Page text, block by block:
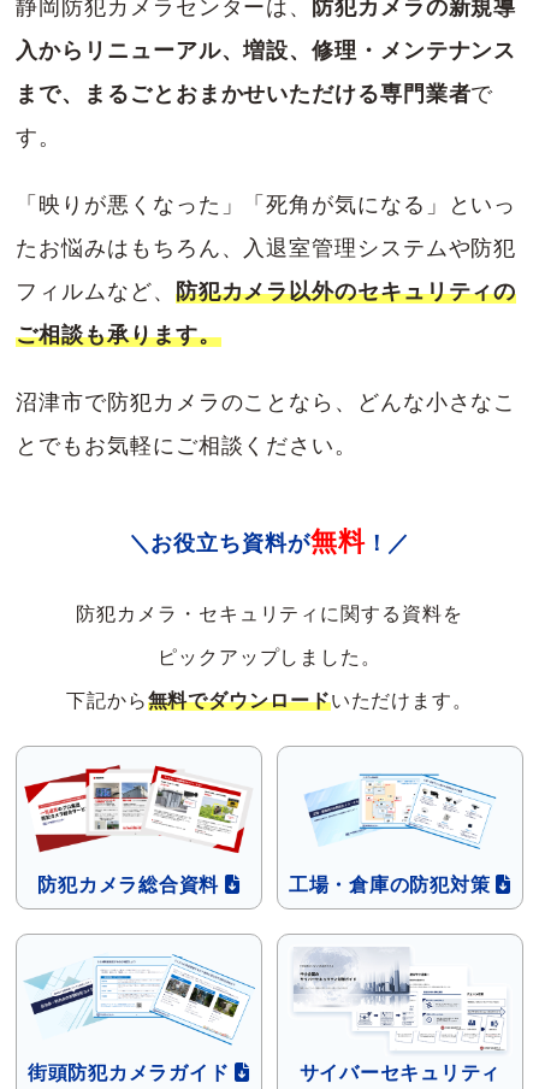
静岡防犯カメラセンターは、
防犯カメラの新規導
入からリニューアル、増設、修理・メンテナンス
まで、まるごとおまかせいただける専門業者で
す。
「映りが悪くなった」「死角が気になる」といっ
たお悩みはもちろん、入退室管理システムや防犯
フィルムなど、 防犯カメラ以外のセキュリティの
ご相談も承ります。
沼津市で防犯カメラのことなら、どんな小さなこ
とでもお気軽にご相談ください。
＼お役立ち資料が無料！／
防犯カメラ・セキュリティに関する資料を
ピックアップしました。
下記から無料でダウンロードいただけます。
防犯カメラ総合資料 工場・倉庫の防犯対策
街頭防犯カメラ ガイド サイバーセキュリティ